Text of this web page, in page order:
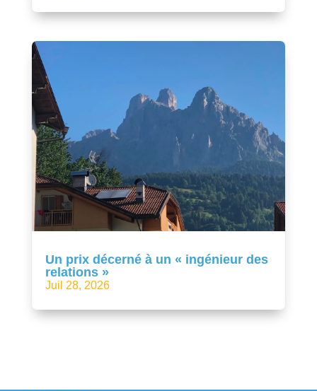
Un prix décerné à un « ingénieur des
relations »
Juil 28, 2026